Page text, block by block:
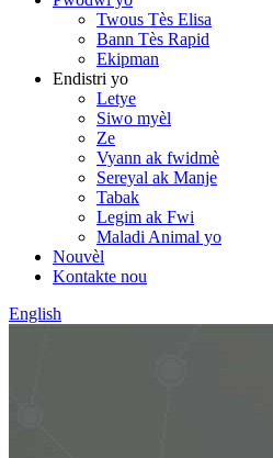
Twous Tès Elisa
Bann Tès Rapid
Ekipman
Endistri yo
Letye
Siwo myèl
Ze
Vyann ak fwidmè
Sereyal ak Manje
Tabak
Legim ak Fwi
Maladi Animal yo
Nouvèl
Kontakte nou
English